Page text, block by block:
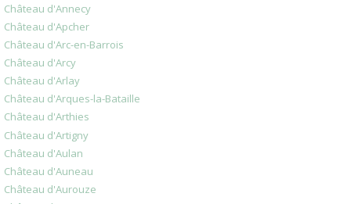
Château d'Annecy
Château d'Apcher
Château d'Arc-en-Barrois
Château d'Arcy
Château d'Arlay
Château d'Arques-la-Bataille
Château d'Arthies
Château d'Artigny
Château d'Aulan
Château d'Auneau
Château d'Aurouze